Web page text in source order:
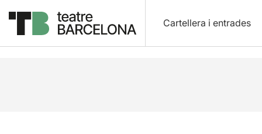
Cartellera i entrades